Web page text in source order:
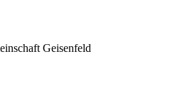
Geisenfeld